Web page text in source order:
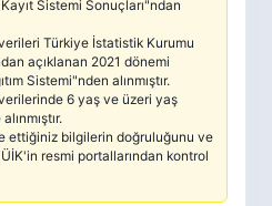
Sistemi Sonuçları"ndan
Türkiye İstatistik Kurumu
açıklanan 2021 dönemi
Sistemi"nden alınmıştır.
6 yaş ve üzeri yaş
ettiğiniz bilgilerin doğruluğunu ve
resmi portallarından kontrol